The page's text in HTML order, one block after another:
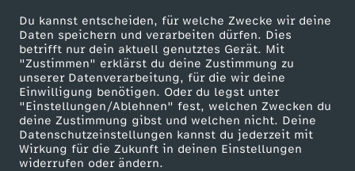
Du kannst entscheiden, für welche Zwecke wir deine
Daten speichern und verarbeiten dürfen. Dies
betrifft nur dein aktuell genutztes Gerät. Mit
"Zustimmen" erklärst du deine Zustimmung zu
unserer Datenverarbeitung, für die wir deine
Einwilligung benötigen. Oder du legst unter
"Einstellungen/Ablehnen" fest, welchen Zwecken du
deine Zustimmung gibst und welchen nicht. Deine
Datenschutzeinstellungen kannst du jederzeit mit
Wirkung für die Zukunft in deinen Einstellungen
widerrufen oder ändern.
ZDF goes Schule
Werbefernsehen
Mainzelmännchen